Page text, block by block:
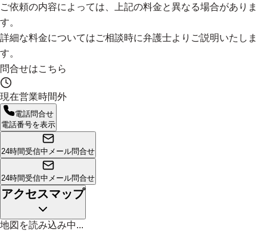
ご依頼の内容によっては、上記の料金と異なる場合がありま
す。
詳細な料金についてはご相談時に弁護士よりご説明いたしま
す。
問合せはこちら
現在営業時間外
電話問合せ
電話番号を表示
24時間受信中 メール問合せ
24時間受信中 メール問合せ
アクセスマップ
地図を読み込み中...